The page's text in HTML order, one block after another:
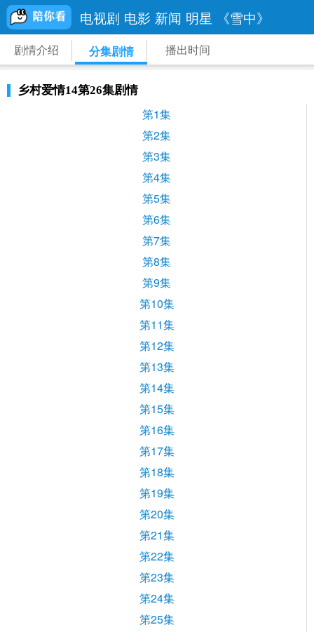
电视剧 电影 新闻 明星 《雪中》
剧情介绍 分集剧情 播出时间
乡村爱情14第26集剧情
第1集
第2集
第3集
第4集
第5集
第6集
第7集
第8集
第9集
第10集
第11集
第12集
第13集
第14集
第15集
第16集
第17集
第18集
第19集
第20集
第21集
第22集
第23集
第24集
第25集